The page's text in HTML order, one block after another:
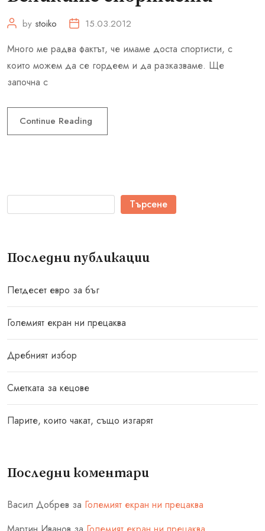
by stoiko 15.03.2012
Много ме радва фактът, че имаме доста спортисти, с
които можем да се гордеем и да разказваме. Ще
започна с
Continue Reading
Търсене
Последни публикации
Петдесет евро за бъг
Големият екран ни прецаква
Дребният избор
Сметката за кецове
Парите, които чакат, също изгарят
Последни коментари
Васил Добрев за Големият екран ни прецаква